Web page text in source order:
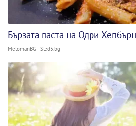
Бързата паста на Одри Хепбърн
MelomanBG - Sled5.bg